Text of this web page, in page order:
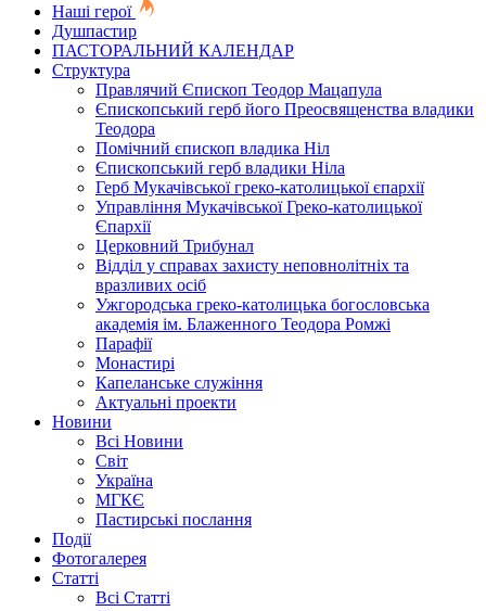
Наші герої
Душпастир
ПАСТОРАЛЬНИЙ КАЛЕНДАР
Структура
Правлячий Єпископ Теодор Мацапула
Єпископський герб його Преосвященства владики
Теодора
Помічний єпископ владика Ніл
Єпископський герб владики Ніла
Герб Мукачівської греко-католицької єпархії
Управління Мукачівської Греко-католицької
Єпархії
Церковний Трибунал
Відділ у справах захисту неповнолітніх та
вразливих осіб
Ужгородська греко-католицька богословська
академія ім. Блаженного Теодора Ромжі
Парафії
Монастирі
Капеланське служіння
Актуальні проекти
Новини
Всі Новини
Світ
Україна
МГКЄ
Пастирські послання
Події
Фотогалерея
Статті
Всі Статті